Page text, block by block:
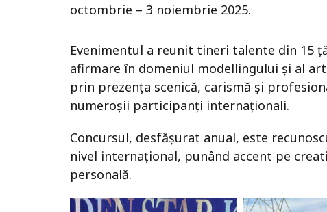
octombrie – 3 noiembrie 2025.
Evenimentul a reunit tineri talente din 15
afirmare în domeniul modellingului și al
prin prezența scenică, carismă și
numeroșii participanți internaționali.
Concursul, desfășurat anual, este
nivel internațional, punând accent pe
personală.